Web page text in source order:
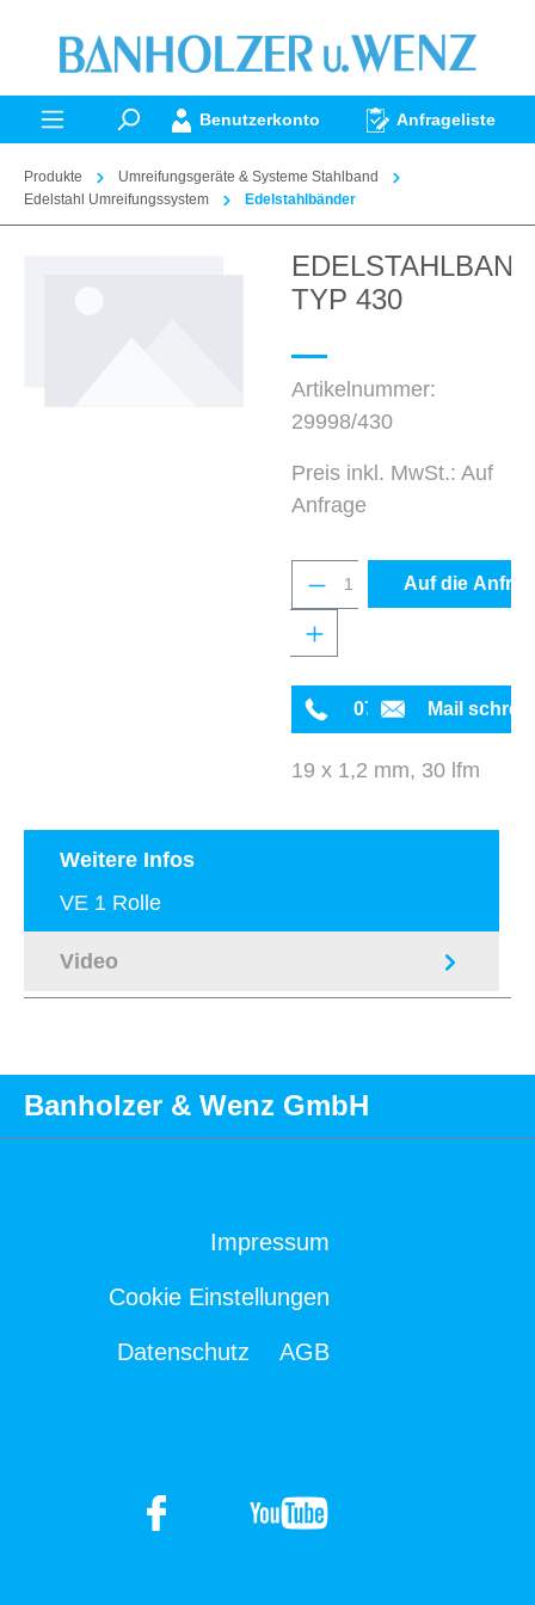
springen
Benutzerkonto Anfrageliste
Produkte
Umreifungsgeräte & Systeme Stahlband
Edelstahl Umreifungssystem
Edelstahlbänder
EDELSTAHLBAND
TYP 430
Artikelnummer:
29998/430
Preis inkl. MwSt.: Auf
Anfrage
Produkt Anzahl:
Auf die
0711 342934-0
Mail
19 x 1,2 mm, 30 lfm
Weitere Infos
VE 1 Rolle
Video
Banholzer & Wenz GmbH
Impressum
Cookie Einstellungen
Datenschutz AGB